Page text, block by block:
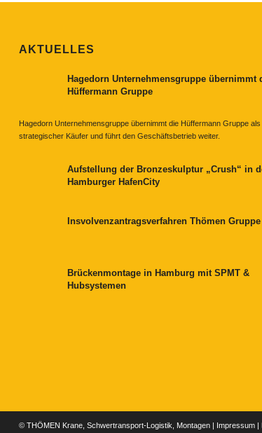
AKTUELLES
Hagedorn Unternehmensgruppe übernimmt
Hüffermann Gruppe
Hagedorn Unternehmensgruppe übernimmt die Hüffermann Gruppe als
strategischer Käufer und führt den Geschäftsbetrieb weiter.
Aufstellung der Bronzeskulptur „Crush“ in
Hamburger HafenCity
Insvolvenzantragsverfahren Thömen Gruppe
Brückenmontage in Hamburg mit SPMT &
Hubsystemen
© THÖMEN Krane, Schwertransport-Logistik, Montagen | Impressum |